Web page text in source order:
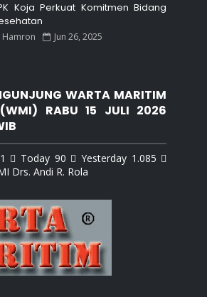
Koja Perkuat Komitmen Bidang
Hamron Jun 26, 2025
WARTA MARITIM
(WMI) RABU 15 JULI 2026
 Today 90  Yesterday 1.085 
Drs. Andi R. Rola